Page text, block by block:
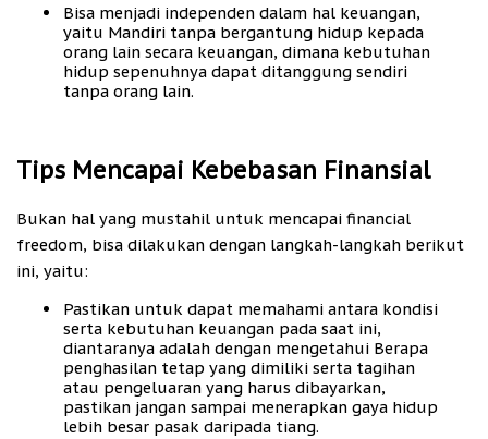
Bisa menjadi independen dalam hal keuangan,
yaitu Mandiri tanpa bergantung hidup kepada
orang lain secara keuangan, dimana kebutuhan
hidup sepenuhnya dapat ditanggung sendiri
tanpa orang lain.
Tips Mencapai Kebebasan Finansial
Bukan hal yang mustahil untuk mencapai financial
freedom, bisa dilakukan dengan langkah-langkah berikut
ini, yaitu:
Pastikan untuk dapat memahami antara kondisi
serta kebutuhan keuangan pada saat ini,
diantaranya adalah dengan mengetahui Berapa
penghasilan tetap yang dimiliki serta tagihan
atau pengeluaran yang harus dibayarkan,
pastikan jangan sampai menerapkan gaya hidup
lebih besar pasak daripada tiang.